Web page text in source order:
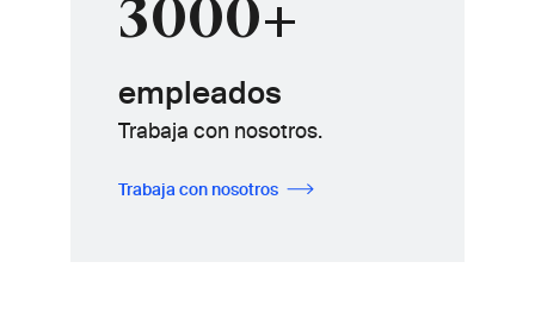
3000+
empleados
Trabaja con nosotros.
Trabaja con nosotros